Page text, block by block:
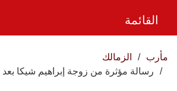
القائمة
مأرب
الزمالك
رسالة مؤثرة من زوجة إبراهيم شيكا بعد